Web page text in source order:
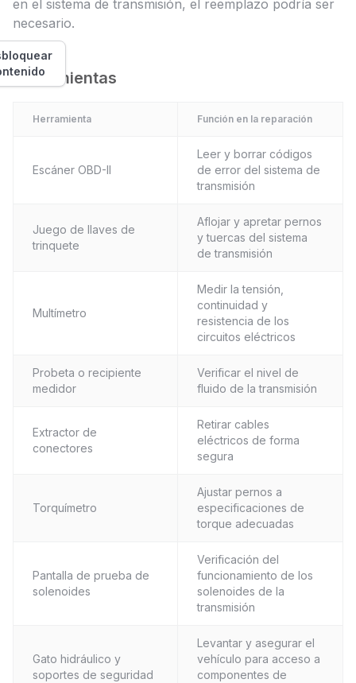
en el sistema de transmisión, el reemplazo podría ser
necesario.
Herramientas
Herramienta Función en la reparación
Escáner OBD-II
Leer y borrar códigos
de error del sistema de
transmisión
Juego de llaves de
trinquete
Aflojar y apretar pernos
y tuercas del sistema
de transmisión
Multímetro
Medir la tensión,
continuidad y
resistencia de los
circuitos eléctricos
Probeta o recipiente
medidor
Verificar el nivel de
fluido de la transmisión
Extractor de
conectores
Retirar cables
eléctricos de forma
segura
Torquímetro
Ajustar pernos a
especificaciones de
torque adecuadas
Pantalla de prueba de
solenoides
Verificación del
funcionamiento de los
solenoides de la
transmisión
Gato hidráulico y
soportes de seguridad
Levantar y asegurar el
vehículo para acceso a
componentes de